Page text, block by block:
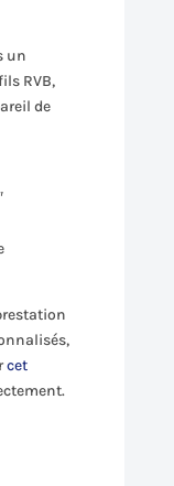
un
RVB,
de
cet